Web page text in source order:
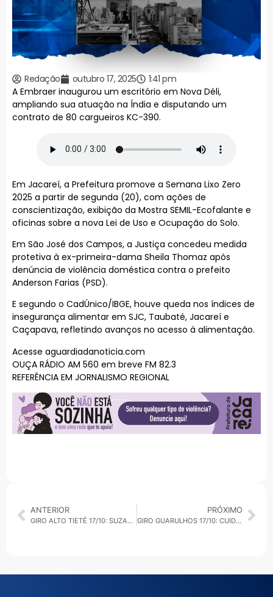
Redação outubro 17, 2025
1:41 pm
A Embraer inaugurou um escritório em Nova Déli,
ampliando sua atuação na Índia e disputando um
contrato de 80 cargueiros KC-390.
Em Jacareí, a Prefeitura promove a Semana Lixo Zero
2025 a partir de segunda (20), com ações de
conscientização, exibição da Mostra SEMIL-Ecofalante e
oficinas sobre a nova Lei de Uso e Ocupação do Solo.
Em São José dos Campos, a Justiça concedeu medida
protetiva à ex-primeira-dama Sheila Thomaz após
denúncia de violência doméstica contra o prefeito
Anderson Farias (PSD).
E segundo o CadÚnico/IBGE, houve queda nos índices de
insegurança alimentar em SJC, Taubaté, Jacareí e
Caçapava, refletindo avanços no acesso à alimentação.
Acesse aguardiadanoticia.com
OUÇA RÁDIO AM 560 em breve FM 82.3
REFERÊNCIA EM JORNALISMO REGIONAL
ANTERIOR
GIRO ALTO TIETÊ 17/10: SUZANO REDUZ POBREZA E REGIÃO AVANÇA EM SAÚDE, ALIMENTAÇÃO E SEGURANÇA
PRÓXIMO
GIRO GUARULHOS 17/10: CUIDADO ANIMAL, SAÚDE, INCLUSÃO E OPORTUNIDADES DE EMPREGO MARCAM A SEMANA